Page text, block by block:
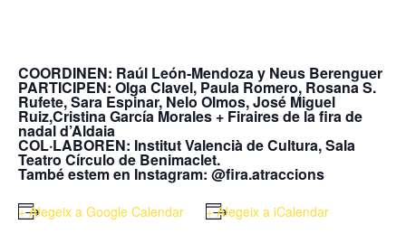
COORDINEN: Raúl León-Mendoza y Neus Berenguer
PARTICIPEN: Olga Clavel, Paula Romero, Rosana S.
Rufete, Sara Espinar, Nelo Olmos, José Miguel
Ruiz,Cristina García Morales + Firaires de la fira de
nadal d’Aldaia
COL·LABOREN: Institut Valencià de Cultura, Sala
Teatro Círculo de Benimaclet.
També estem en Instagram: @fira.atraccions
+ Afegeix a Google Calendar + Afegeix a iCalendar